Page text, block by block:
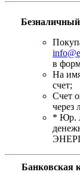
Безналичный
в
На
счет;
Счет
через
* Юр.
Банковская